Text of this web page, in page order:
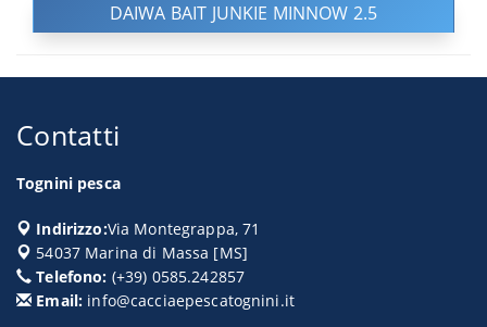
DAIWA BAIT JUNKIE MINNOW 2.5
Contatti
Tognini pesca
Indirizzo:Via Montegrappa, 71
54037 Marina di Massa [MS]
Telefono: (+39) 0585.242857
Email: info@cacciaepescatognini.it